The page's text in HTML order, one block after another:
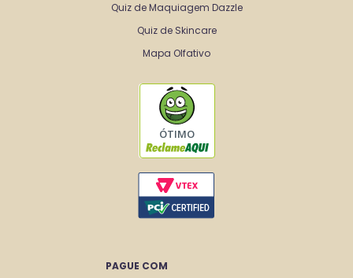
Quiz de Maquiagem Dazzle
Quiz de Skincare
Mapa Olfativo
ÓTIMO
PAGUE COM